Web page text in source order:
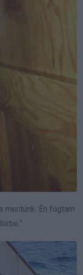
mentünk. Én fogtam